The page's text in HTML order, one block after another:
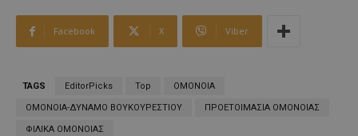
Facebook X Viber
TAGS EditorPicks Top ΟΜΟΝΟΙΑ
ΟΜΟΝΟΙΑ-ΔΥΝΑΜΟ ΒΟΥΚΟΥΡΕΣΤΙΟΥ ΠΡΟΕΤΟΙΜΑΣΙΑ ΟΜΟΝΟΙΑΣ
ΦΙΛΙΚΑ ΟΜΟΝΟΙΑΣ